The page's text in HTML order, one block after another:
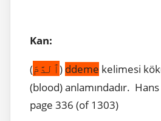
Kan:
(ٱلدَّمَ) ddeme kelimesi
(blood) anlamındadır.
page 336 (of 1303)